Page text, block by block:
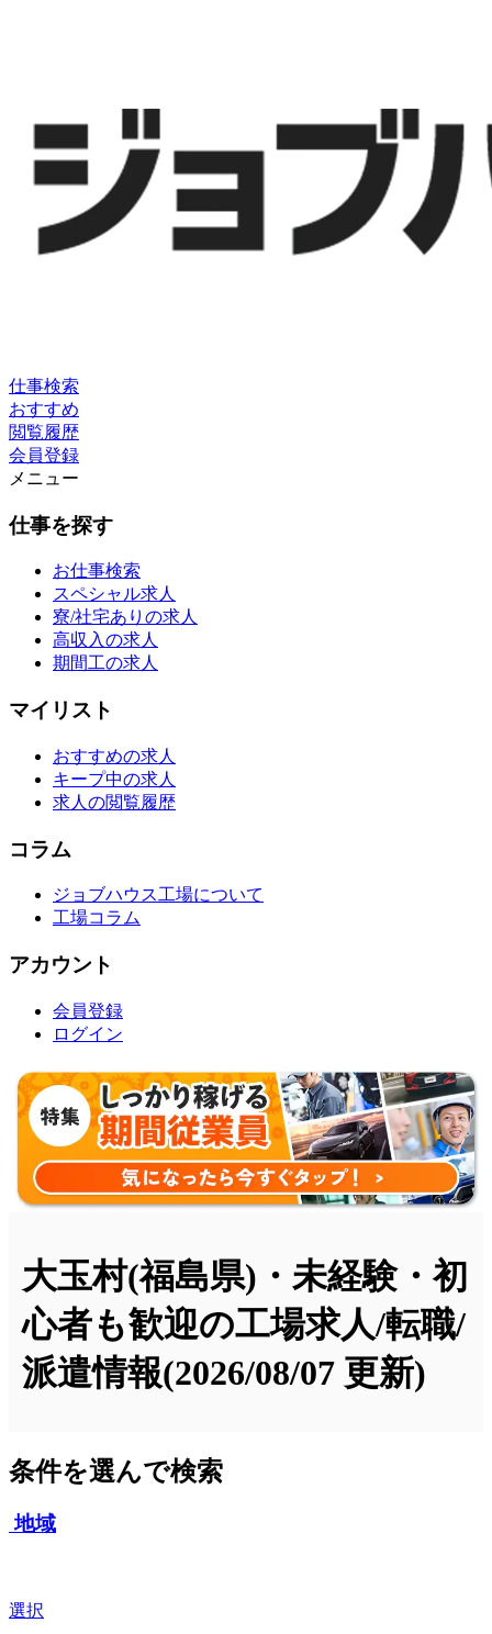
仕事検索
おすすめ
閲覧履歴
会員登録
メニュー
仕事を探す
お仕事検索
スペシャル求人
寮/社宅ありの求人
高収入の求人
期間工の求人
マイリスト
おすすめの求人
キープ中の求人
求人の閲覧履歴
コラム
ジョブハウス工場について
工場コラム
アカウント
会員登録
ログイン
大玉村(福島県)・未経験・初
心者も歓迎の工場求人/転職/
派遣情報(2026/08/07 更新)
条件を選んで検索
地域
選択